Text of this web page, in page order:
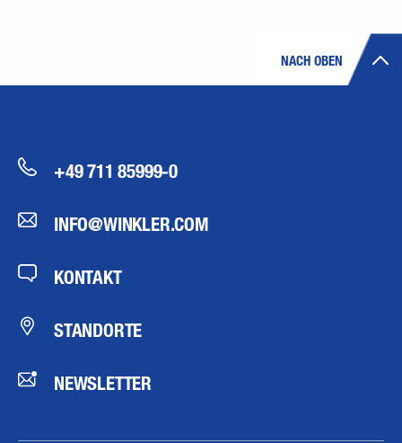
NACH OBEN
+49 711 85999-0
INFO@WINKLER.COM
KONTAKT
STANDORTE
NEWSLETTER